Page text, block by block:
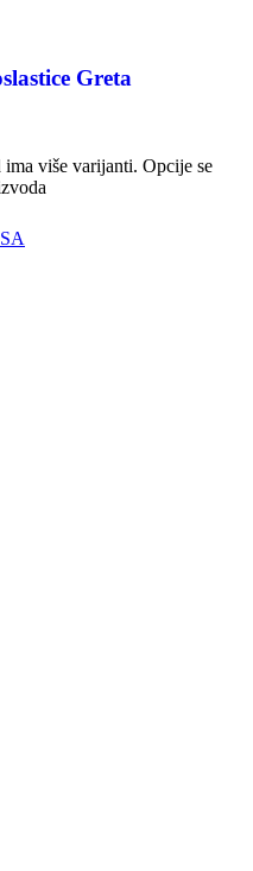
Greta
više varijanti. Opcije se